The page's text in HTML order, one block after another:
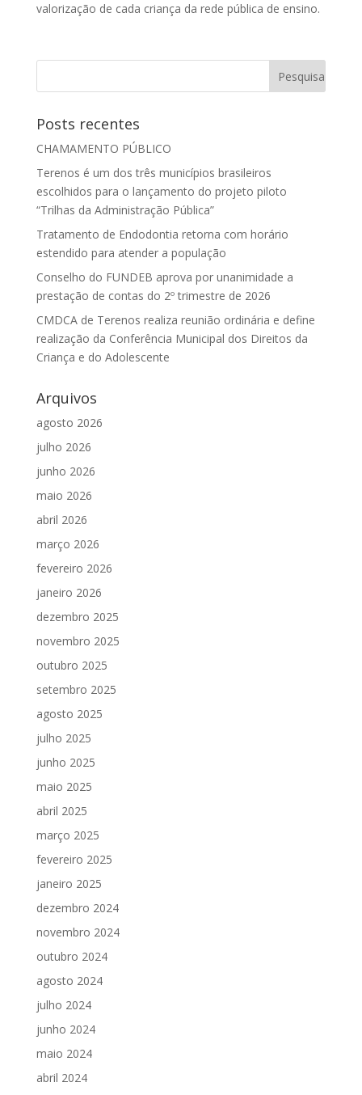
valorização de cada criança da rede pública de ensino.
Posts recentes
CHAMAMENTO PÚBLICO
Terenos é um dos três municípios brasileiros
escolhidos para o lançamento do projeto piloto
“Trilhas da Administração Pública”
Tratamento de Endodontia retorna com horário
estendido para atender a população
Conselho do FUNDEB aprova por unanimidade a
prestação de contas do 2º trimestre de 2026
CMDCA de Terenos realiza reunião ordinária e define
realização da Conferência Municipal dos Direitos da
Criança e do Adolescente
Arquivos
agosto 2026
julho 2026
junho 2026
maio 2026
abril 2026
março 2026
fevereiro 2026
janeiro 2026
dezembro 2025
novembro 2025
outubro 2025
setembro 2025
agosto 2025
julho 2025
junho 2025
maio 2025
abril 2025
março 2025
fevereiro 2025
janeiro 2025
dezembro 2024
novembro 2024
outubro 2024
agosto 2024
julho 2024
junho 2024
maio 2024
abril 2024